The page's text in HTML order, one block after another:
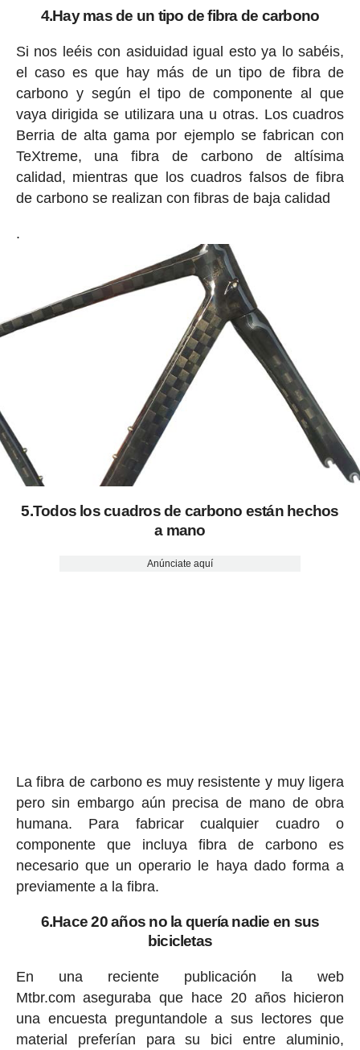
4.Hay mas de un tipo de fibra de carbono
Si nos leéis con asiduidad igual esto ya lo sabéis,
el caso es que hay más de un tipo de fibra de
carbono y según el tipo de componente al que
vaya dirigida se utilizara una u otras. Los cuadros
Berria de alta gama por ejemplo se fabrican con
TeXtreme, una fibra de carbono de altísima
calidad, mientras que los cuadros falsos de fibra
de carbono se realizan con fibras de baja calidad
.
5.Todos los cuadros de carbono están hechos
a mano
Anúnciate aquí
La fibra de carbono es muy resistente y muy ligera
pero sin embargo aún precisa de mano de obra
humana. Para fabricar cualquier cuadro o
componente que incluya fibra de carbono es
necesario que un operario le haya dado forma a
previamente a la fibra.
6.Hace 20 años no la quería nadie en sus
bicicletas
En una reciente publicación la web
Mtbr.com aseguraba que hace 20 años hicieron
una encuesta preguntandole a sus lectores que
material preferían para su bici entre aluminio,